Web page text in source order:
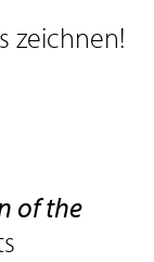
zeichnen!
of the